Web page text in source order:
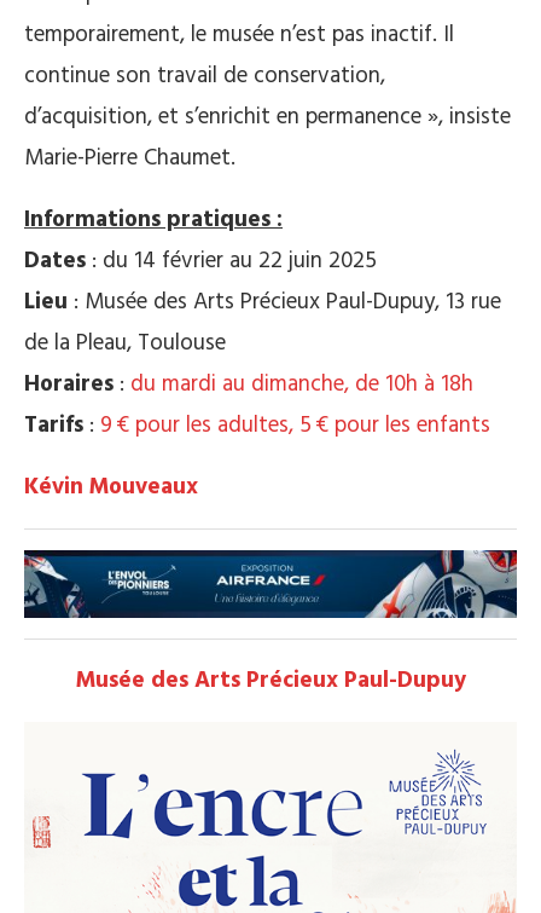
temporairement, le musée n’est pas inactif. Il
continue son travail de conservation,
d’acquisition, et s’enrichit en permanence », insiste
Marie-Pierre Chaumet.
Informations pratiques :
Dates : du 14 février au 22 juin 2025
Lieu : Musée des Arts Précieux Paul-Dupuy, 13 rue
de la Pleau, Toulouse
Horaires : du mardi au dimanche, de 10h à 18h
Tarifs : 9 € pour les adultes, 5 € pour les enfants
Kévin Mouveaux
Musée des Arts Précieux Paul-Dupuy